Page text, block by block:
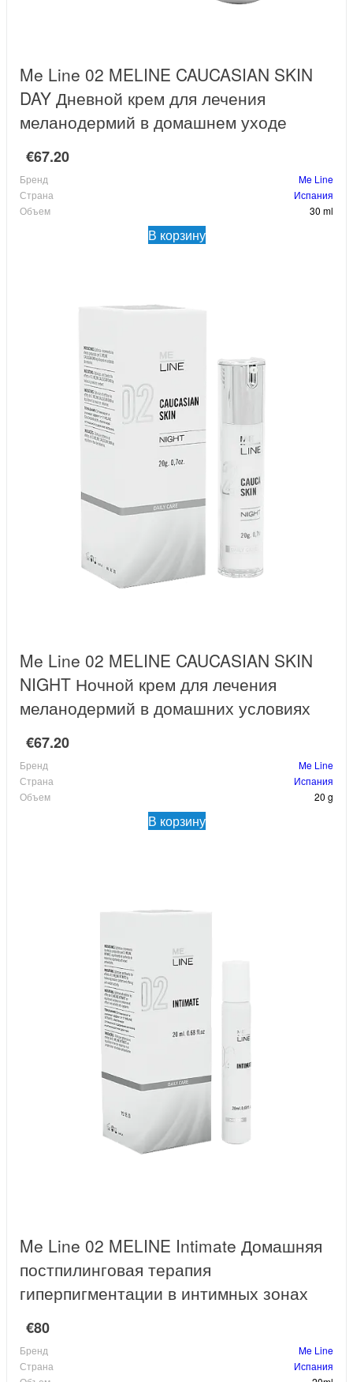
Me Line 02 MELINE CAUCASIAN SKIN
DAY Дневной крем для лечения
меланодермий в домашнем уходе
€67.20
Бренд
Me Line
Страна
Испания
Объем
30 ml
В корзину
Me Line 02 MELINE CAUCASIAN SKIN
NIGHT Ночной крем для лечения
меланодермий в домашних условиях
€67.20
Бренд
Me Line
Страна
Испания
Объем
20 g
В корзину
Me Line 02 MELINE Intimate Домашняя
постпилинговая терапия
гиперпигментации в интимных зонах
€80
Бренд
Me Line
Страна
Испания